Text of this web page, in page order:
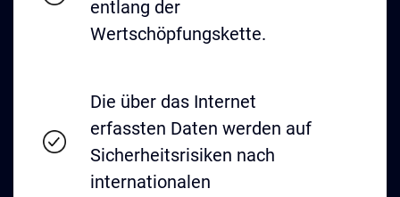
entlang der
Wertschöpfungskette.
Die über das Internet
erfassten Daten werden auf
Sicherheitsrisiken nach
internationalen